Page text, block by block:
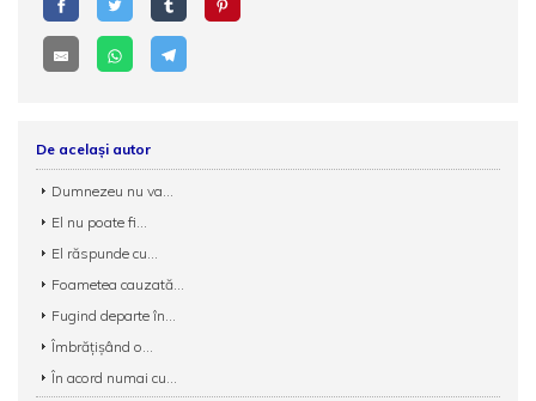
De același autor
Dumnezeu nu va...
El nu poate fi...
El răspunde cu...
Foametea cauzată...
Fugind departe în...
Îmbrățișând o...
În acord numai cu...